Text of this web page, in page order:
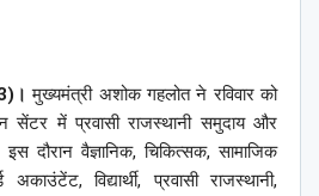
मुख्यमंत्री अशोक गहलोत ने रविवार को
सेंटर में प्रवासी राजस्थानी समुदाय और
दौरान वैज्ञानिक, चिकित्सक, सामाजिक
अकाउंटेंट, विद्यार्थी, प्रवासी राजस्थानी,